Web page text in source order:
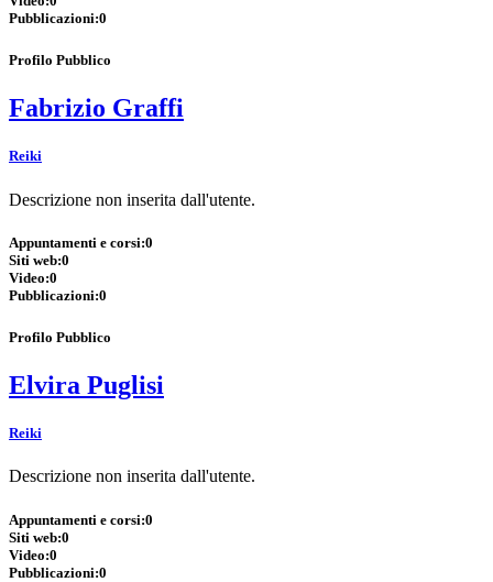
Pubblicazioni:0
Profilo Pubblico
Fabrizio Graffi
Reiki
Descrizione non inserita dall'utente.
Appuntamenti e corsi:0
Siti web:0
Video:0
Pubblicazioni:0
Profilo Pubblico
Elvira Puglisi
Reiki
Descrizione non inserita dall'utente.
Appuntamenti e corsi:0
Siti web:0
Video:0
Pubblicazioni:0